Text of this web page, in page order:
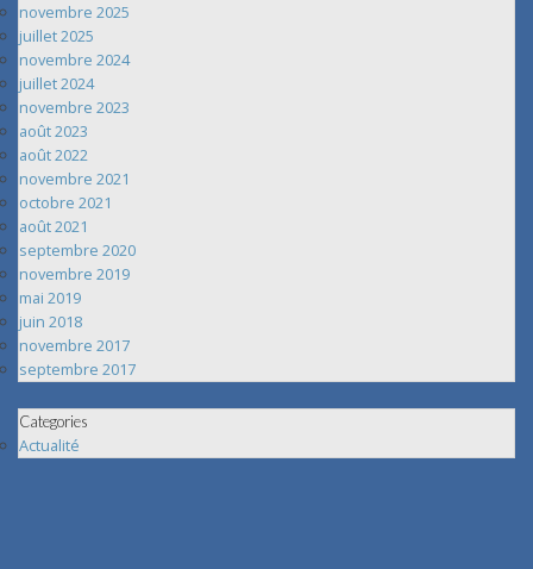
novembre 2025
juillet 2025
novembre 2024
juillet 2024
novembre 2023
août 2023
août 2022
novembre 2021
octobre 2021
août 2021
septembre 2020
novembre 2019
mai 2019
juin 2018
novembre 2017
septembre 2017
Categories
Actualité